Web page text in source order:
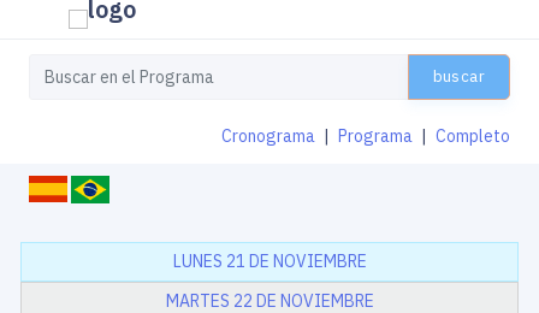
buscar
Cronograma | Programa | Completo
LUNES 21 DE NOVIEMBRE
MARTES 22 DE NOVIEMBRE